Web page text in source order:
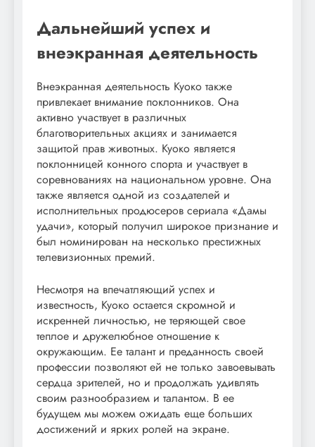
Дальнейший успех и
внеэкранная деятельность
Внеэкранная деятельность Куоко также
привлекает внимание поклонников. Она
активно участвует в различных
благотворительных акциях и занимается
защитой прав животных. Куоко является
поклонницей конного спорта и участвует в
соревнованиях на национальном уровне. Она
также является одной из создателей и
исполнительных продюсеров сериала «Дамы
удачи», который получил широкое признание и
был номинирован на несколько престижных
телевизионных премий.
Несмотря на впечатляющий успех и
известность, Куоко остается скромной и
искренней личностью, не теряющей свое
теплое и дружелюбное отношение к
окружающим. Ее талант и преданность своей
профессии позволяют ей не только завоевывать
сердца зрителей, но и продолжать удивлять
своим разнообразием и талантом. В ее
будущем мы можем ожидать еще больших
достижений и ярких ролей на экране.